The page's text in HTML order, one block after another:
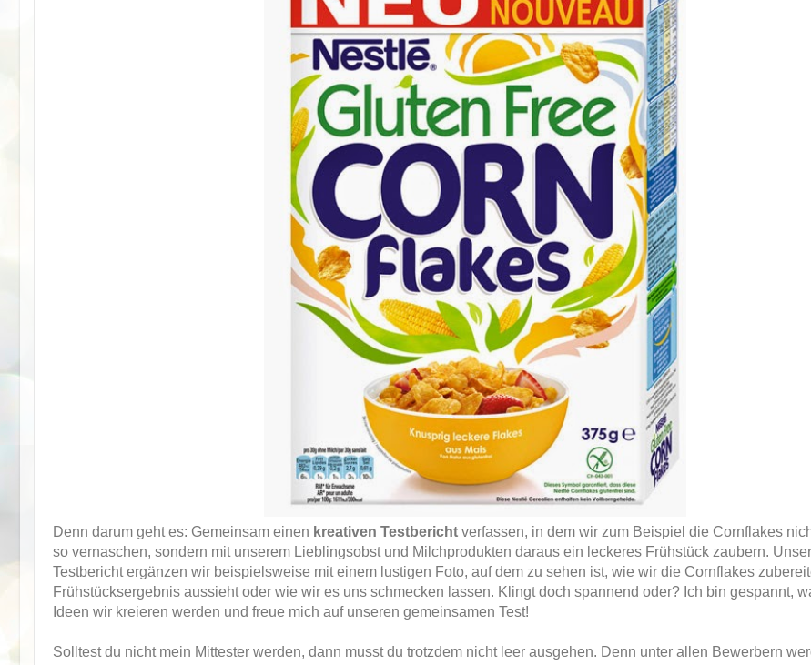
Denn darum geht es: Gemeinsam einen kreativen Testbericht verfassen, in dem wir zum Beispiel die Cornflakes
so vernaschen, sondern mit unserem Lieblingsobst und Milchprodukten daraus ein leckeres Frühstück zaubern.
Testbericht ergänzen wir beispielsweise mit einem lustigen Foto, auf dem zu sehen ist, wie wir die Cornflakes
Frühstücksergebnis aussieht oder wie wir es uns schmecken lassen. Klingt doch spannend oder? Ich bin gespannt,
Ideen wir kreieren werden und freue mich auf unseren gemeinsamen Test!
Solltest du nicht mein Mittester werden, dann musst du trotzdem nicht leer ausgehen. Denn unter allen Bewerbern